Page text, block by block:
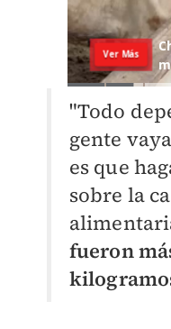
"Todo
gente
es que
sobre la
fueron